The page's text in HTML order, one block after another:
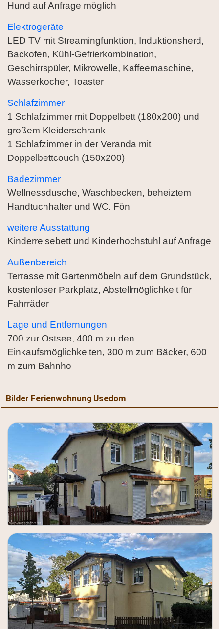
Hund auf Anfrage möglich
Elektrogeräte
LED TV mit Streamingfunktion, Induktionsherd,
Backofen, Kühl-Gefrierkombination,
Geschirrspüler, Mikrowelle, Kaffeemaschine,
Wasserkocher, Toaster
Schlafzimmer
1 Schlafzimmer mit Doppelbett (180x200) und
großem Kleiderschrank
1 Schlafzimmer in der Veranda mit
Doppelbettcouch (150x200)
Badezimmer
Wellnessdusche, Waschbecken, beheiztem
Handtuchhalter und WC, Fön
weitere Ausstattung
Kinderreisebett und Kinderhochstuhl auf Anfrage
Außenbereich
Terrasse mit Gartenmöbeln auf dem Grundstück,
kostenloser Parkplatz, Abstellmöglichkeit für
Fahrräder
Lage und Entfernungen
700 zur Ostsee, 400 m zu den
Einkaufsmöglichkeiten, 300 m zum Bäcker, 600
m zum Bahnho
Bilder Ferienwohnung Usedom